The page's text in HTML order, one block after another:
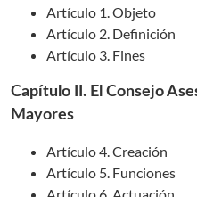
Artículo 1. Objeto
Artículo 2. Definición
Artículo 3. Fines
Capítulo II. El Consejo
Mayores
Artículo 4. Creación
Artículo 5. Funciones